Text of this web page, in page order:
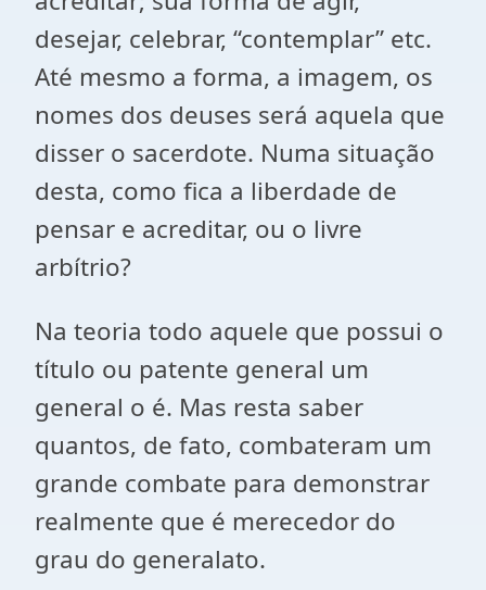
desejar, celebrar, “contemplar” etc.
Até mesmo a forma, a imagem, os
nomes dos deuses será aquela que
disser o sacerdote. Numa situação
desta, como fica a liberdade de
pensar e acreditar, ou o livre
arbítrio?
Na teoria todo aquele que possui o
título ou patente general um
general o é. Mas resta saber
quantos, de fato, combateram um
grande combate para demonstrar
realmente que é merecedor do
grau do generalato.